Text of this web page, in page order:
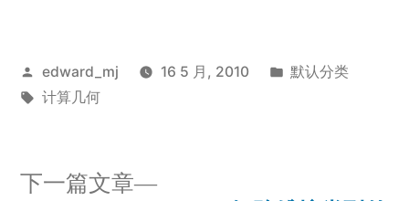
发
布
edward_mj 16 5 月, 2010
发
默认分类
标
计算几何
下一篇文章
下